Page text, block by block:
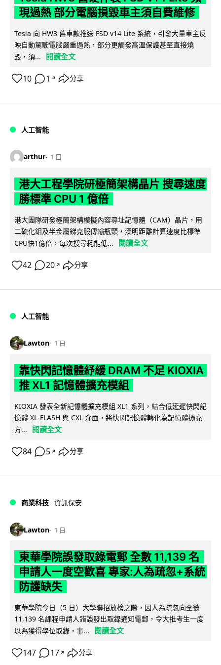
現過熱 部分電腦損毀車主須自費維修
Tesla 向 HW3 舊車款推送 FSD v14 Lite 系統，引發大量車主反
映自動駕駛電腦嚴重過熱，部分更觸發高溫保護甚至直接燒
毀，須...
閱讀全文
10 1 ↗ 分享
人工智能
arthur 1 日
港大工程學院研極簡架構晶片 搜尋速度
勝標準 CPU 1 億倍
港大團隊研發極簡架構模擬內容尋址記憶體（CAM）晶片，用
二硫化鉬及半金屬銻克服傳輸瓶頸，漢明距離計算速度比標準
CPU快1億倍，每次搜尋耗能低...
閱讀全文
42 20 ↗ 分享
人工智能
Lawton 1 日
靠快閃記憶體紓緩 DRAM 不足 KIOXIA
推 XL1 記憶體擴充模組
KIOXIA 發表全新記憶體擴充模組 XL1 系列，結合低延遲快閃記
憶體 XL-FLASH 與 CXL 介面，將快閃記憶體轉化為記憶體擴充
方...
閱讀全文
84 5 ↗ 分享
商業科技 資訊保安
Lawton 1 日
東華學院誤發取錄電郵 全數 11,139 名
申請人一度空歡喜 專家:人為疏忽+系統
防護缺失
東華學院今日（5 日）大學聯招放榜之際，因人為疏忽向全數
11,139 名課程申請人錯誤發出取錄通知電郵，令大批考生一度
以為獲得學位取錄，事...
閱讀全文
147 17 ↗ 分享